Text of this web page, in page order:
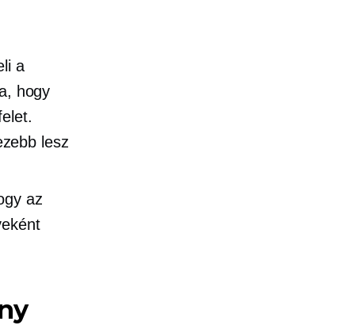
a
hogy
lesz
az